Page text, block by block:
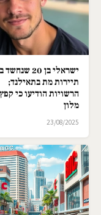
ישראלי בן 20
תיירות מת בתאילנד;
הרשויות הודיעו כי
מלון
23/08/2025